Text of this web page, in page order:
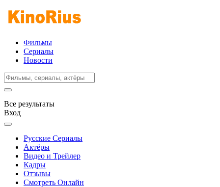
Фильмы
Сериалы
Новости
Все результаты
Вход
Русские Сериалы
Актёры
Видео и Трейлер
Кадры
Отзывы
Смотреть Онлайн